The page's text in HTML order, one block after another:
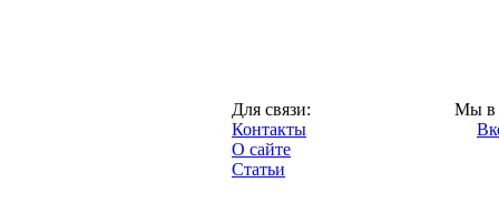
Для связи:
Контакты
О сайте
Статьи
Мы в